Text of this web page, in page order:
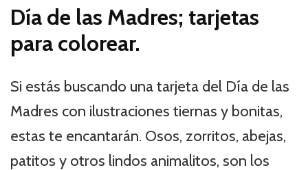
Día de las Madres; tarjetas
para colorear.
Si estás buscando una tarjeta del Día de las
Madres con ilustraciones tiernas y bonitas,
estas te encantarán. Osos, zorritos, abejas,
patitos y otros lindos animalitos, son los